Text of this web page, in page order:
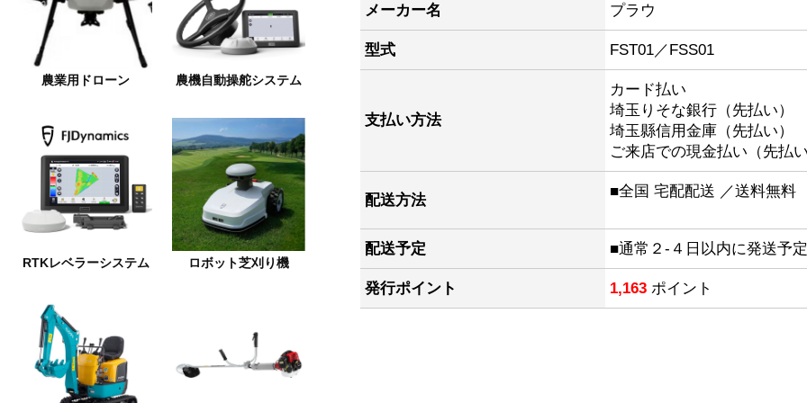
農業用ドローン 農機自動操舵システム
RTKレベラーシステム ロボット芝刈り機
メーカー名 プラウ
型式 FST01／FSS01
支払い方法
カード払い
埼玉りそな銀行（先払い）
埼玉縣信用金庫（先払い）
ご来店での現金払い（先払
配送方法
■全国 宅配配送 ／送料無料
配送予定 ■通常２-４日以内に発送予定
発行ポイント 1,163 ポイント